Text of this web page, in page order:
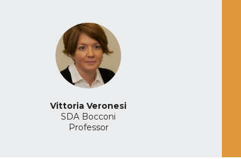
Vittoria Veronesi
SDA Bocconi
Professor